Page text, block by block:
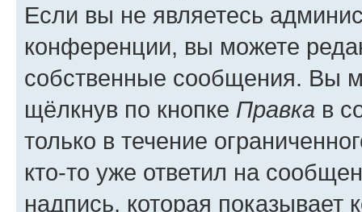
Если вы не являетесь
конференции, вы можете
собственные сообщения. Вы
щёлкнув по кнопке Правка в
только в течение
кто-то уже ответил на
надпись, которая показывает